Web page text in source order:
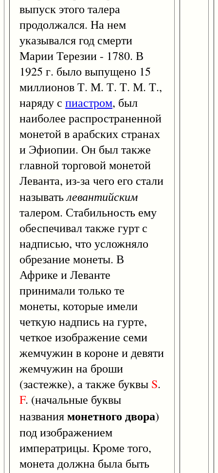
выпуск этого талера
продолжался. На нем
указывался год смерти
Марии Терезии - 1780. В
1925 г. было выпущено 15
миллионов Т. М. Т. Т. М. Т.,
наряду с пиастром, был
наиболее распространенной
монетой в арабских странах
и Эфиопии. Он был также
главной торговой монетой
Леванта, из-за чего его стали
называтьлевантийским
талером. Стабильность ему
обеспечивал также гурт с
надписью, что усложняло
обрезание монеты. В
Африке и Леванте
принимали только те
монеты, которые имели
четкую надпись на гурте,
четкое изображение семи
жемчужин в короне и девяти
жемчужин на броши
(застежке), а также буквы S.
F. (начальные буквы
названиямонетного двора)
под изображением
императрицы. Кроме того,
монета должна была быть